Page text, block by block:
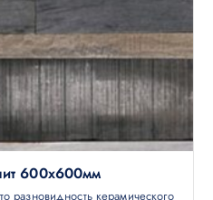
600х600мм
разновидность керамического